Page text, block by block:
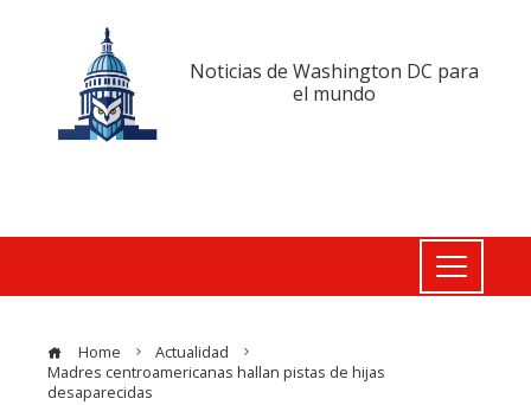
Noticias de Washington DC para
el mundo
Home
Actualidad
Madres centroamericanas hallan pistas de hijas
desaparecidas